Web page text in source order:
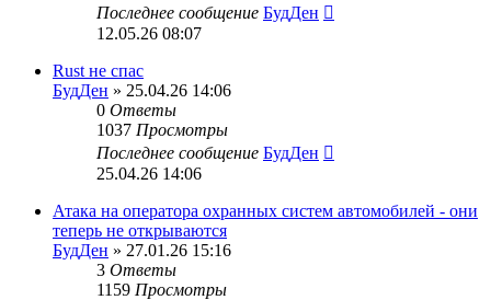
Последнее сообщение БудДен
12.05.26 08:07
Rust не спас
БудДен » 25.04.26 14:06
0 Ответы
1037 Просмотры
Последнее сообщение БудДен
25.04.26 14:06
Атака на оператора охранных систем автомобилей - они
теперь не открываются
БудДен » 27.01.26 15:16
3 Ответы
1159 Просмотры